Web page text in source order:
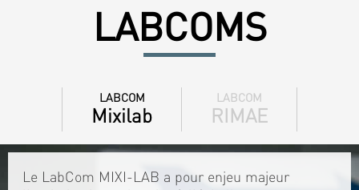
LABCOMS
LABCOM
Mixilab
LABCOM
RIMAE
Le LabCom MIXI-LAB a pour enjeu majeur